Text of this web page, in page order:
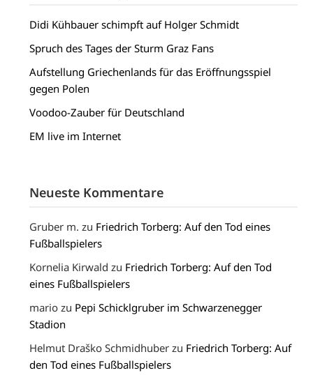
Didi Kühbauer schimpft auf Holger Schmidt
Spruch des Tages der Sturm Graz Fans
Aufstellung Griechenlands für das Eröffnungsspiel
gegen Polen
Voodoo-Zauber für Deutschland
EM live im Internet
Neueste Kommentare
Gruber m. zu Friedrich Torberg: Auf den Tod eines
Fußballspielers
Kornelia Kirwald zu Friedrich Torberg: Auf den Tod
eines Fußballspielers
mario zu Pepi Schicklgruber im Schwarzenegger
Stadion
Helmut Draško Schmidhuber zu Friedrich Torberg: Auf
den Tod eines Fußballspielers